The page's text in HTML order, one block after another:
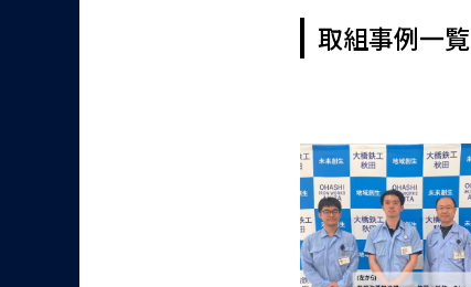
取組事例一覧